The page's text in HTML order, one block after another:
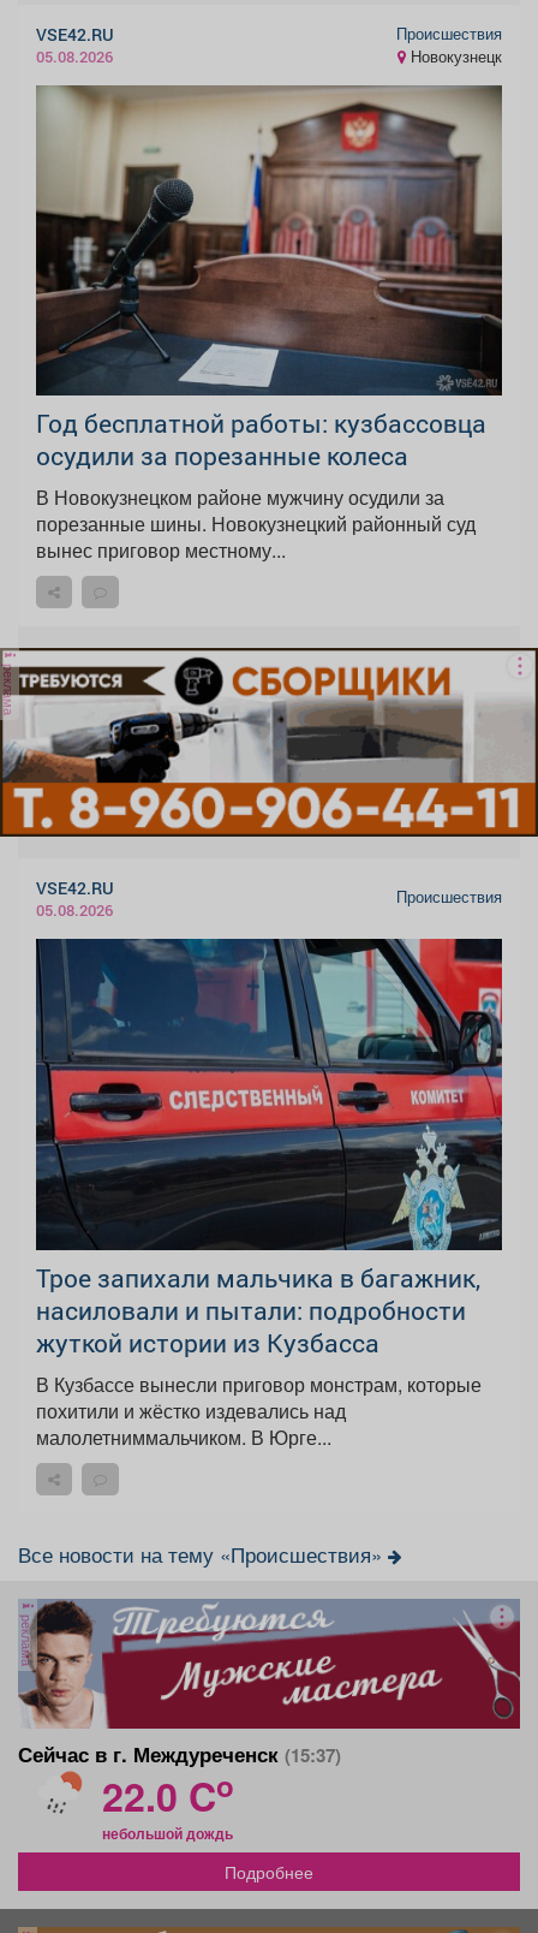
VSE42.RU
05.08.2026
Происшествия
Новокузнецк
Год бесплатной работы: кузбассовца
осудили за порезанные колеса
В Новокузнецком районе мужчину осудили за
порезанные шины. Новокузнецкий районный суд
вынес приговор местному...
реклама
VSE42.RU
05.08.2026
Происшествия
Трое запихали мальчика в багажник,
насиловали и пытали: подробности
жуткой истории из Кузбасса
В Кузбассе вынесли приговор монстрам, которые
похитили и жёстко издевались над
малолетниммальчиком. В Юрге...
Все новости на тему «Происшествия»
реклама
Сейчас в г. Междуреченск (15:37)
22.0 Co
небольшой дождь
Подробнее